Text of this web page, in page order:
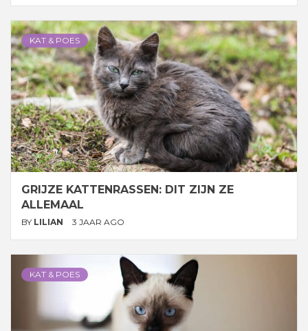
KAT & POES
GRIJZE KATTENRASSEN: DIT ZIJN ZE
ALLEMAAL
BY LILIAN 3 JAAR AGO
KAT & POES